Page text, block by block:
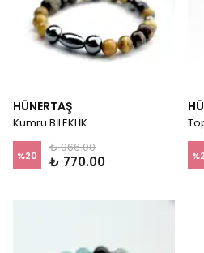
HÜNERTAŞ
Kumru BİLEKLİK
%20
₺ 966.00
₺ 770.00 %